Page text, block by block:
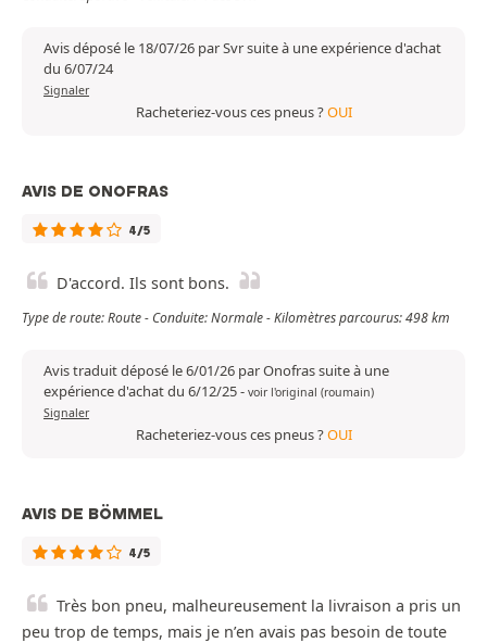
Avis déposé le 18/07/26 par Svr suite à une expérience d'achat
du 6/07/24
Signaler
Racheteriez-vous ces pneus ?OUI
AVIS DE ONOFRAS
4/5
D'accord. Ils sont bons.
Type de route: Route - Conduite: Normale - Kilomètres parcourus: 498 km
Avis traduit déposé le 6/01/26 par Onofras suite à une
expérience d'achat du 6/12/25- voir l'original (roumain)
Signaler
Racheteriez-vous ces pneus ?OUI
AVIS DE BÖMMEL
4/5
Très bon pneu, malheureusement la livraison a pris un
peu trop de temps, mais je n’en avais pas besoin de toute